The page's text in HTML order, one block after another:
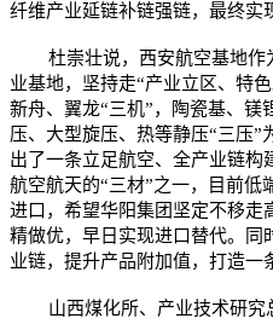
纤维产业延链补链强链，最终实
杜崇壮说，西安航空基地
业基地，坚持走“产业立区、特
新舟、翼龙“三机”，陶瓷基、镁
压、大型旋压、热等静压“三压
出了一条立足航空、全产业链构
航空航天的“三材”之一，目前低
进口，希望华阳集团坚定不移走
精做优，早日实现进口替代。同
业链，提升产品附加值，打造一
山西煤化所、产业技术研